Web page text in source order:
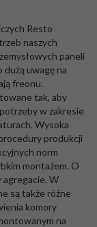
Resto
naszych
paneli
dużą uwagę na
freonu.
tak, aby
w zakresie
Wysoka
produkcji
norm
montażem. O
agregacie. W
są także różne
komory
na